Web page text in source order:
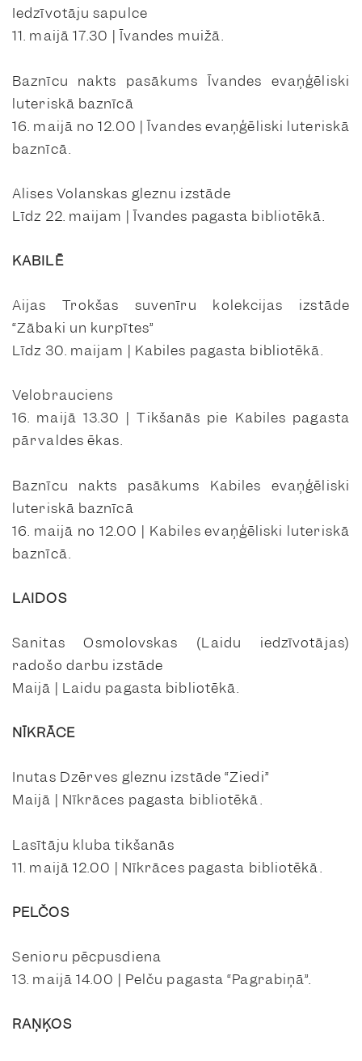
Iedzīvotāju sapulce
11. maijā 17.30 | Īvandes muižā.
Baznīcu nakts pasākums Īvandes evaņģēliski
luteriskā baznīcā
16. maijā no 12.00 | Īvandes evaņģēliski luteriskā
baznīcā.
Alises Volanskas gleznu izstāde
Līdz 22. maijam | Īvandes pagasta bibliotēkā.
KABILĒ
Aijas Trokšas suvenīru kolekcijas izstāde
“Zābaki un kurpītes”
Līdz 30. maijam | Kabiles pagasta bibliotēkā.
Velobrauciens
16. maijā 13.30 | Tikšanās pie Kabiles pagasta
pārvaldes ēkas.
Baznīcu nakts pasākums Kabiles evaņģēliski
luteriskā baznīcā
16. maijā no 12.00 | Kabiles evaņģēliski luteriskā
baznīcā.
LAIDOS
Sanitas Osmolovskas (Laidu iedzīvotājas)
radošo darbu izstāde
Maijā | Laidu pagasta bibliotēkā.
NĪKRĀCE
Inutas Dzērves gleznu izstāde “Ziedi”
Maijā | Nīkrāces pagasta bibliotēkā.
Lasītāju kluba tikšanās
11. maijā 12.00 | Nīkrāces pagasta bibliotēkā.
PELČOS
Senioru pēcpusdiena
13. maijā 14.00 | Pelču pagasta “Pagrabiņā”.
RAŅĶOS